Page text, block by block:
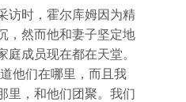
访时，霍尔库姆因为精
，然而他和妻子坚定地
成员现在都在天堂。
他们在哪里，而且我
里，和他们团聚。我们